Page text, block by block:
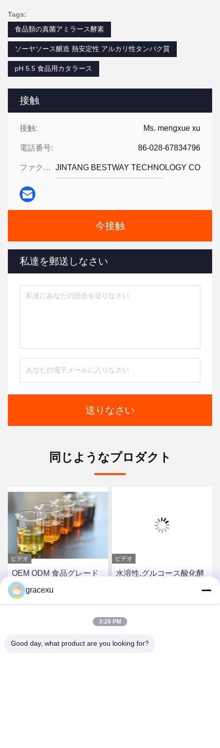
接触
接触: Ms. mengxue xu
電話番号: 86-028-67834796
ファクシミリ: JINTANG BESTWAY TECHNOLOGY CO
今接触
私達を郵送しなさい
送りなさい
Tags:
食品類の真菌アミラース酵素
ソーヤソース醸造 熱安定性 アルカリ性タンパク質
pH 5.5 食品用カタラース
同じようなプロダクト
ビデオ
OEM ODM 食品グレード
酵素 カタラース 粉末 イン
プロバー 緩解剤
ビデオ
水溶性,グルコース酸化酵
gracexu
3:29 PM
Good day, what product are you looking for?